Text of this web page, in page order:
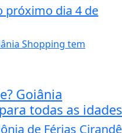
próximo dia 4 de
Goiânia
todas as idades
de Férias Cirandê